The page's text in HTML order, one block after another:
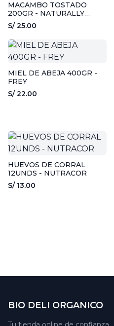
MACAMBO TOSTADO
200GR - NATURALLY
DIVINE
S/ 25.00
MIEL DE ABEJA 400GR -
FREY
S/ 22.00
HUEVOS DE CORRAL
12UNDS - NUTRACOR
S/ 13.00
BIO DELI ORGANICO